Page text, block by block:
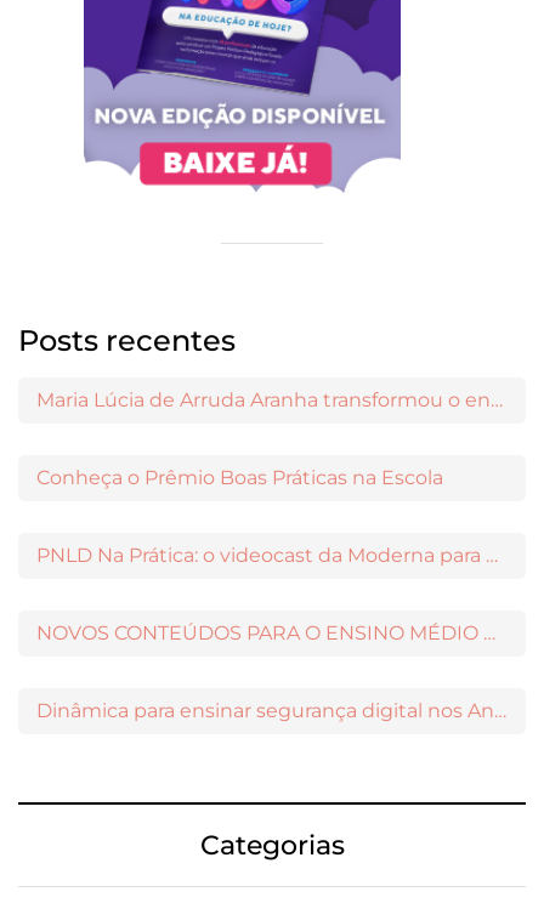
Posts recentes
Maria Lúcia de Arruda Aranha transformou o ensino de Filosofia no Brasil
Conheça o Prêmio Boas Práticas na Escola
PNLD Na Prática: o videocast da Moderna para apoiar a escolha das obras aprovadas
NOVOS CONTEÚDOS PARA O ENSINO MÉDIO DISPONÍVEIS NO MODERNAMIGOS
Dinâmica para ensinar segurança digital nos Anos Iniciais
Categorias